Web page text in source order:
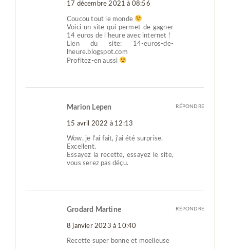
17 décembre 2021 à 08:56
Coucou tout le monde
Voici un site qui permet de gagner
14 euros de l’heure avec internet !
Lien du site: 14-euros-de-
lheure.blogspot.com
Profitez-en aussi
Marion Lepen
15 avril 2022 à 12:13
Wow, je l’ai fait, j’ai été surprise.
Excellent.
Essayez la recette, essayez le site,
vous serez pas déçu.
RÉPONDRE
Grodard Martine
8 janvier 2023 à 10:40
Recette super bonne et moelleuse
RÉPONDRE